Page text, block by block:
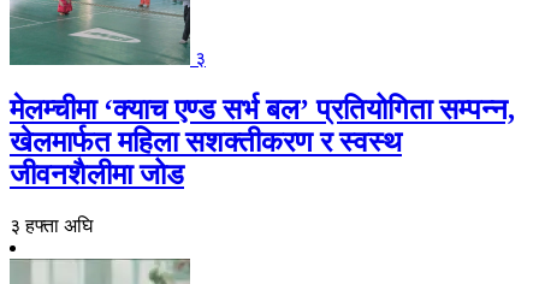
३
मेलम्चीमा ‘क्याच एण्ड सर्भ बल’ प्रतियोगिता सम्पन्न,
खेलमार्फत महिला सशक्तीकरण र स्वस्थ
जीवनशैलीमा जोड
३ हफ्ता अघि